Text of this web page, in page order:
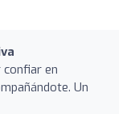
confiar en
Un